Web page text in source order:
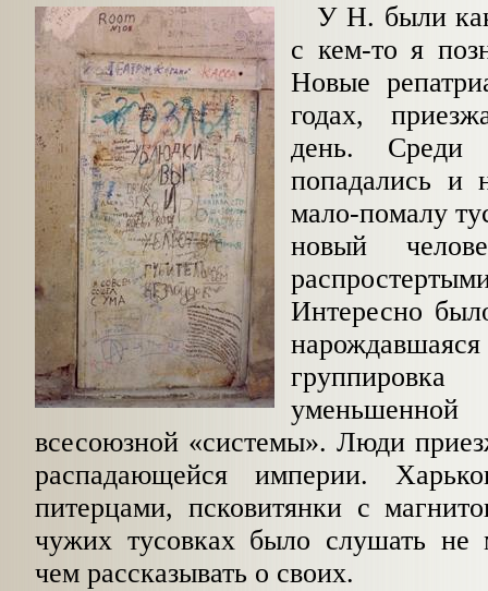
У Н. были
с кем-то я
Новые
годах,
день. Среди
попадались и
мало-помалу
новый
Интересно
всесоюзной «системы». Люди
распадающейся империи.
питерцами, псковитянки с
чужих тусовках было слушать не
чем рассказывать о своих.